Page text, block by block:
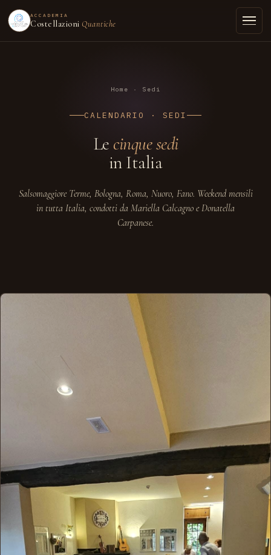
ACCADEMIA
Costellazioni Quantiche
Home · Sedi
CALENDARIO · SEDI
Le cinque sedi
in Italia
Salsomaggiore Terme, Bologna, Roma, Nuoro, Fano. Weekend mensili
in tutta Italia, condotti da Mariella Calcagno e Donatella
Carpanese.